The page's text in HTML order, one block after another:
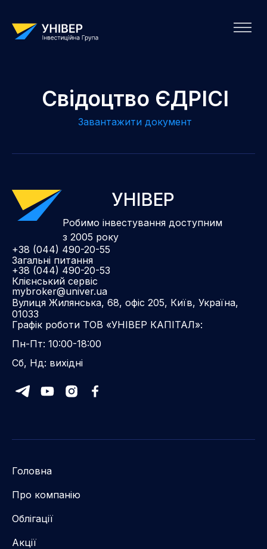
Свідоцтво ЄДРІСІ
Завантажити документ
УНІВЕР
Робимо інвестування доступним
з 2005 року
+38 (044) 490-20-55
Загальні питання
+38 (044) 490-20-53
Клієнський сервіс
mybroker@univer.ua
Вулиця Жилянська, 68, офіс 205, Київ, Україна,
01033
Графік роботи ТОВ «УНІВЕР КАПІТАЛ»:
Пн-Пт: 10:00-18:00
Сб, Нд: вихідні
Головна
Про компанію
Облігації
Акції